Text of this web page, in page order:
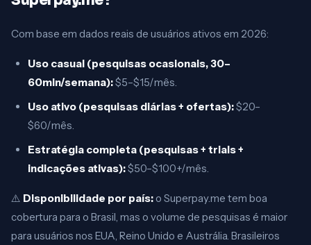
Com base em dados reais de usuários ativos em 2026:
Uso casual (pesquisas ocasionais, 30–
60min/semana):$5–$15/mês.
Uso ativo (pesquisas diárias + ofertas):$20–
$60/mês.
Estratégia completa (pesquisas + trials +
indicações ativas):$50–$100+/mês.
⚠️ Disponibilidade por país: o Superpay.me tem boa
cobertura para o Brasil, mas o volume de pesquisas é maior
para usuários nos EUA, Reino Unido e Austrália. Brasileiros